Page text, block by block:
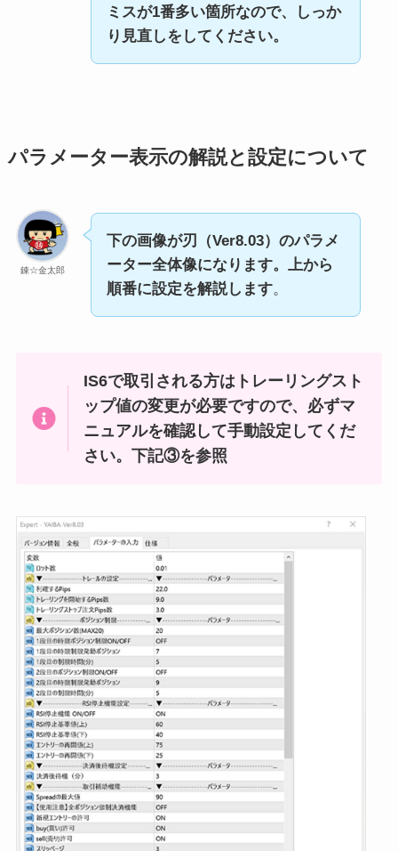
ミスが1番多い箇所なので、しっか
り見直しをしてください。
パラメーター表示の解説と設定について
錬☆金太郎
下の画像が刃（Ver8.03）のパラメ
ーター全体像になります。上から
順番に設定を解説します。
IS6で取引される方はトレーリングスト
ップ値の変更が必要ですので、必ずマ
ニュアルを確認して手動設定してくだ
さい。下記③を参照